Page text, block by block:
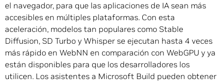
el navegador, para que las aplicaciones de IA sean más
accesibles en múltiples plataformas. Con esta
aceleración, modelos tan populares como Stable
Diffusion, SD Turbo y Whisper se ejecutan hasta 4 veces
más rápido en WebNN en comparación con WebGPU y ya
están disponibles para que los desarrolladores los
utilicen. Los asistentes a Microsoft Build pueden obtener